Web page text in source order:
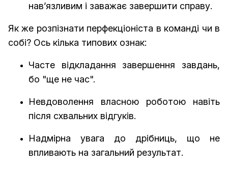
нав’язливим і заважає завершити справу.
Як же розпізнати перфекціоніста в команді чи в
собі? Ось кілька типових ознак:
Часте відкладання завершення завдань,
бо "ще не час".
Невдоволення власною роботою навіть
після схвальних відгуків.
Надмірна увага до дрібниць, що не
впливають на загальний результат.